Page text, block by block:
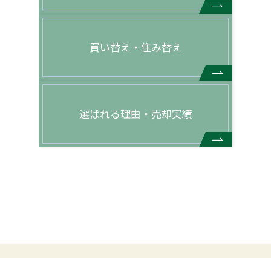
買い替え・住み替え
選ばれる理由・売却実績